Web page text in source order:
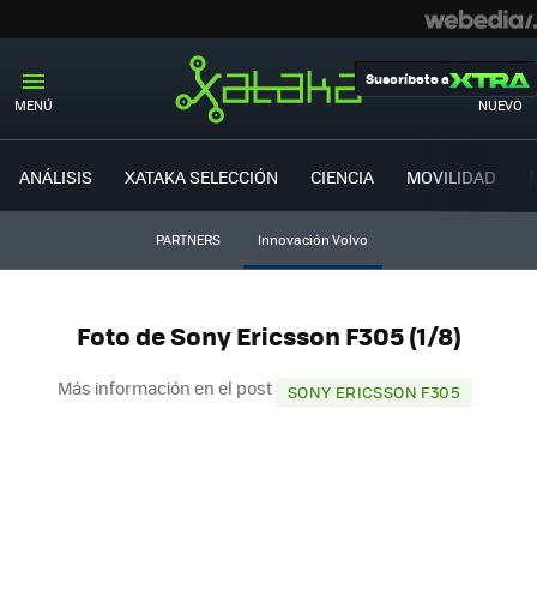
MENÚ NUEVO
Suscríbete a
ANÁLISIS XATAKA SELECCIÓN CIENCIA MOVILIDAD
PARTNERS Innovación Volvo
Foto de Sony Ericsson F305 (1/8)
Más información en el post SONY ERICSSON F305